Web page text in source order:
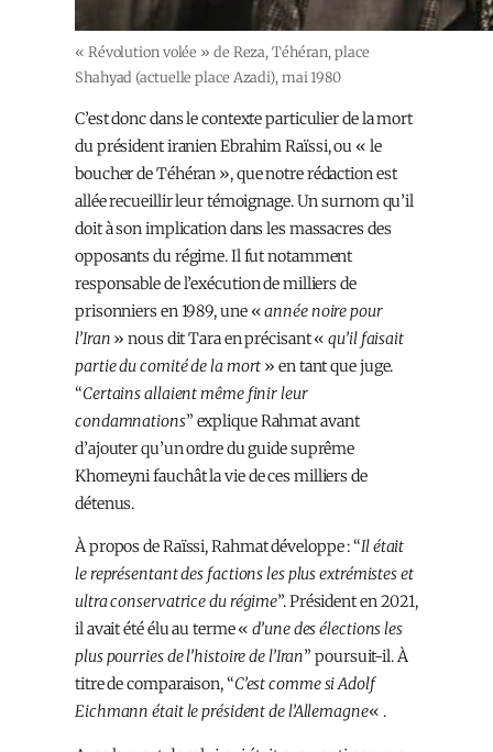
« Révolution volée » de Reza, Téhéran, place
Shahyad (actuelle place Azadi), mai 1980
C’est donc dans le contexte particulier de la mort
du président iranienEbrahimRaïssi,ou « le
boucher de Téhéran », que notre rédaction est
allée recueillir leur témoignage. Un surnom qu’il
doit à son implication dans les massacres des
opposants du régime. Il fut notamment
responsable de l’exécution de milliers de
prisonniers en 1989, une «année noire pour
l’Iran » nous dit Tara en précisant «qu’il faisait
partie du comité de la mort »en tant quejuge.
“Certains allaient même finir leur
condamnations” expliqueRahmatavant
d’ajouter qu’un ordre du guide suprême
Khomeynifauchât la vie deces milliers de
détenus.
À propos deRaïssi,Rahmatdéveloppe : “Il était
le représentant des factions les plus extrémistes et
ultra conservatrice du régime”. Président en 2021,
il avait été élu au terme «d’une des élections les
plus pourries de l’histoire de l’Iran”poursuit-il. À
titre de comparaison, “C’est comme si Adolf
Eichmann était le président de l’Allemagne« .